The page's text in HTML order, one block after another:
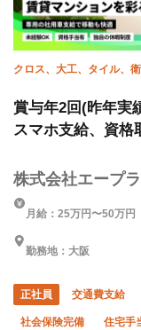
クロス、大工、タイル、
賞与年2回(昨年実
スマホ支給、資格
株式会社エープ
月給：25万円〜50万円
勤務地：大阪
正社員 交通費支給
社会保険完備 住宅手